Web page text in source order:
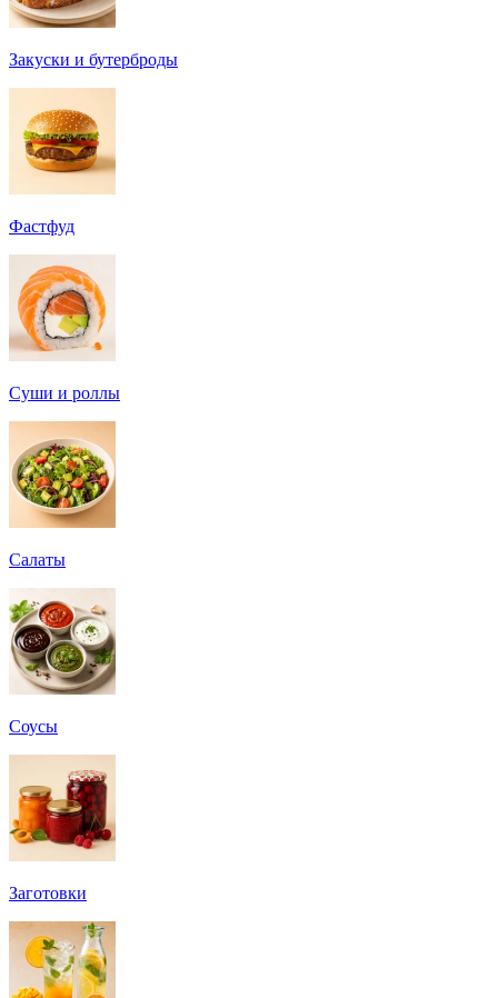
Закуски и бутерброды
Фастфуд
Суши и роллы
Салаты
Соусы
Заготовки